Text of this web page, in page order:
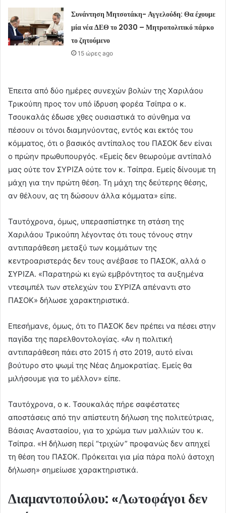
Συνάντηση Μητσοτάκη- Αγγελούδη: Θα έχουμε
μία νέα ΔΕΘ το 2030 – Μητροπολιτικό πάρκο
το ζητούμενο
15 ώρες ago
Έπειτα από δύο ημέρες συνεχών βολών της Χαριλάου
Τρικούπη προς τον υπό ίδρυση φορέα Τσίπρα ο κ.
Τσουκαλάς έδωσε χθες ουσιαστικά το σύνθημα να
πέσουν οι τόνοι διαμηνύοντας, εντός και εκτός του
κόμματος, ότι ο βασικός αντίπαλος του ΠΑΣΟΚ δεν είναι
ο πρώην πρωθυπουργός. «Εμείς δεν θεωρούμε αντίπαλό
μας ούτε τον ΣΥΡΙΖΑ ούτε τον κ. Τσίπρα. Εμείς δίνουμε τη
μάχη για την πρώτη θέση. Τη μάχη της δεύτερης θέσης,
αν θέλουν, ας τη δώσουν άλλα κόμματα» είπε.
Ταυτόχρονα, όμως, υπερασπίστηκε τη στάση της
Χαριλάου Τρικούπη λέγοντας ότι τους τόνους στην
αντιπαράθεση μεταξύ των κομμάτων της
κεντροαριστεράς δεν τους ανέβασε το ΠΑΣΟΚ, αλλά ο
ΣΥΡΙΖΑ. «Παρατηρώ κι εγώ εμβρόντητος τα αυξημένα
ντεσιμπέλ των στελεχών του ΣΥΡΙΖΑ απέναντι στο
ΠΑΣΟΚ» δήλωσε χαρακτηριστικά.
Επεσήμανε, όμως, ότι το ΠΑΣΟΚ δεν πρέπει να πέσει στην
παγίδα της παρελθοντολογίας. «Αν η πολιτική
αντιπαράθεση πάει στο 2015 ή στο 2019, αυτό είναι
βούτυρο στο ψωμί της Νέας Δημοκρατίας. Εμείς θα
μιλήσουμε για το μέλλον» είπε.
Ταυτόχρονα, ο κ. Τσουκαλάς πήρε σαφέστατες
αποστάσεις από την απίστευτη δήλωση της πολιτεύτριας,
Βάσιας Αναστασίου, για το χρώμα των μαλλιών του κ.
Τσίπρα. «Η δήλωση περί “τριχών” προφανώς δεν απηχεί
τη θέση του ΠΑΣΟΚ. Πρόκειται για μία πάρα πολύ άστοχη
δήλωση» σημείωσε χαρακτηριστικά.
Διαμαντοπούλου: «Λωτοφάγοι δεν